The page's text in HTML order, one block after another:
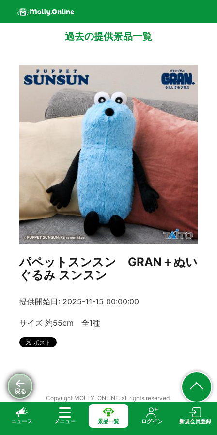
ニュース メニュー 景品一覧 ログイン 新規会員登録
戻る
過去の提供景品一覧
パペットスンスン GRAN＋ぬい
ぐるみ スンスン
提供開始日: 2025-11-15 00:00:00
サイズ 約55cm 全1種
Copyright MOLLY. ONLINE. all rights reserved.